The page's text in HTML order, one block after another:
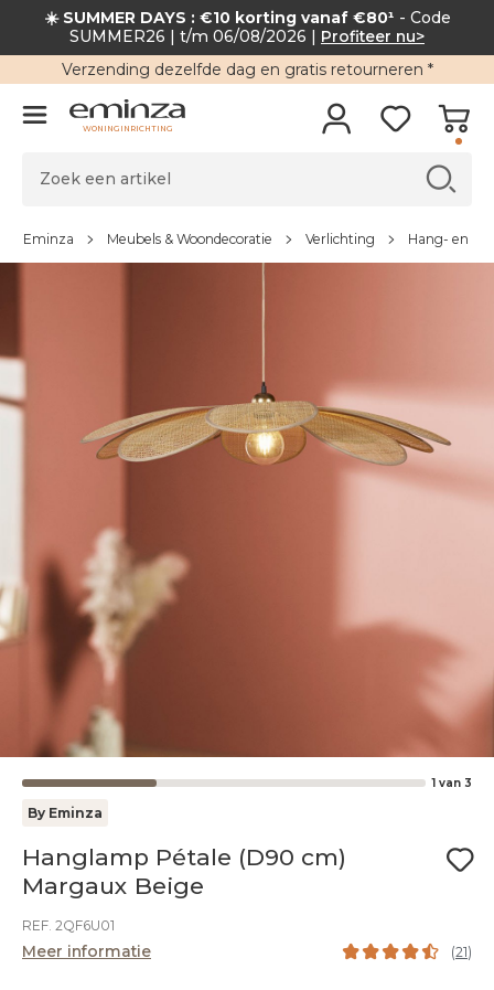
☀️ SUMMER DAYS : €10 korting vanaf €80¹ - Code
SUMMER26 | t/m 06/08/2026 | Profiteer nu>
Verzending dezelfde dag en gratis retourneren *
WONINGINRICHTING
Eminza Meubels & Woondecoratie Verlichting Hang- en
1 van 3
By Eminza
Hanglamp Pétale (D90 cm)
Margaux Beige
REF. 2QF6U01
Meer informatie (21)